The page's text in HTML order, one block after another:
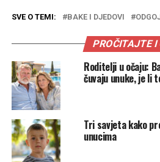
SVE O TEMI: BAKE I DJEDOVI
PROČITAJTE I
Roditelji u očaju:
čuvaju unuke, je li
Tri savjeta kako
unucima